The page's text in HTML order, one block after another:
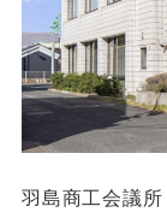
羽島商工会議所